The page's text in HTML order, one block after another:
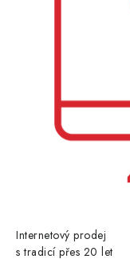
Internetový prodej
s tradicí přes 20 let